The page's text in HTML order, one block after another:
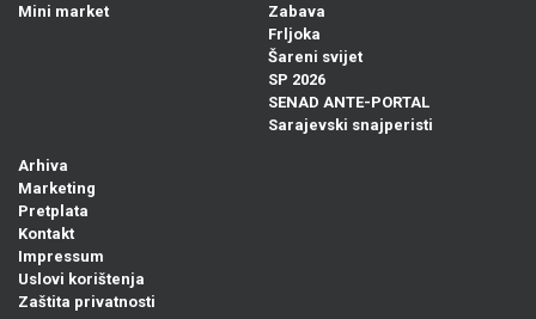
Mini market
Zabava
Frljoka
Šareni svijet
SP 2026
SENAD ANTE-PORTAL
Sarajevski snajperisti
Arhiva
Marketing
Pretplata
Kontakt
Impressum
Uslovi korištenja
Zaštita privatnosti